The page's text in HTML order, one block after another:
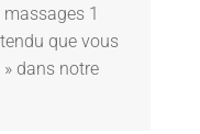
1
que vous
dans notre